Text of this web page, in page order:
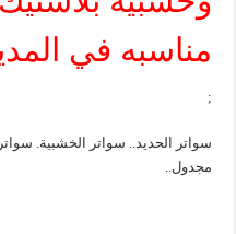
مناسبه في
سواتر الحديد.. سواتر الخشبية. سواتر
مجدول..